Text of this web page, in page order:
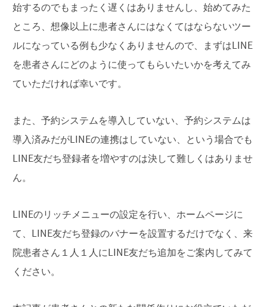
始するのでもまったく遅くはありませんし、始めてみた
ところ、想像以上に患者さんにはなくてはならないツー
ルになっている例も少なくありませんので、まずはLINE
を患者さんにどのように使ってもらいたいかを考えてみ
ていただければ幸いです。
また、予約システムを導入していない、予約システムは
導入済みだがLINEの連携はしていない、という場合でも
LINE友だち登録者を増やすのは決して難しくはありませ
ん。
LINEのリッチメニューの設定を行い、ホームページに
て、LINE友だち登録のバナーを設置するだけでなく、来
院患者さん１人１人にLINE友だち追加をご案内してみて
ください。